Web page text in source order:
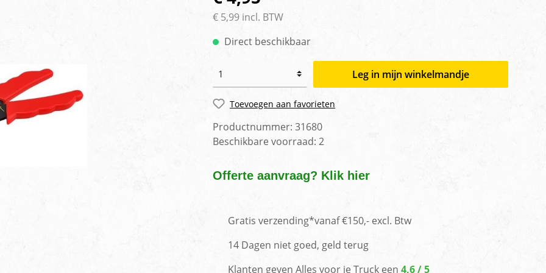
€ 5,99 incl. BTW
Direct beschikbaar
Leg in mijn winkelmandje
Toevoegen aan favorieten
Productnummer: 31680
Beschikbare voorraad: 2
Offerte aanvraag? Klik hier
Gratis verzending*vanaf €150,- excl. Btw
14 Dagen niet goed, geld terug
Klanten geven Alles voor je Truck een 4,6 / 5